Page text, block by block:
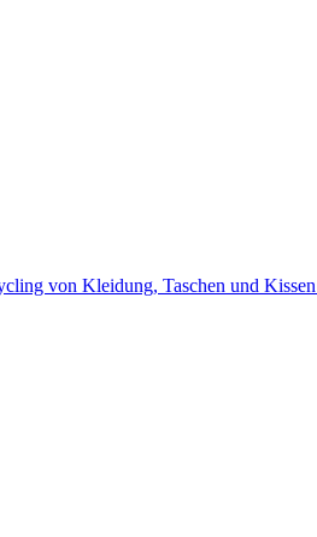
von Kleidung, Taschen und Kissen